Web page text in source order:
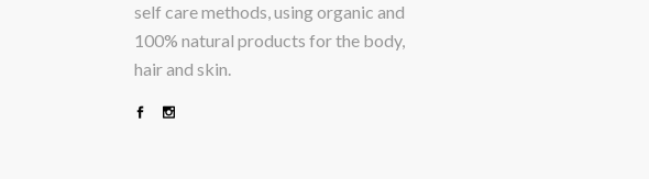
self care methods, using organic and
100% natural products for the body,
hair and skin.